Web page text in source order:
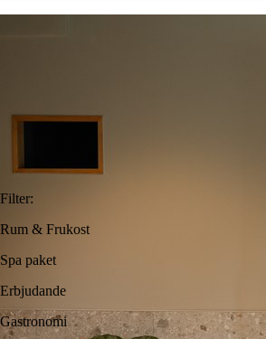
Filter:
Rum & Frukost
Spa paket
Erbjudande
Gastronomi